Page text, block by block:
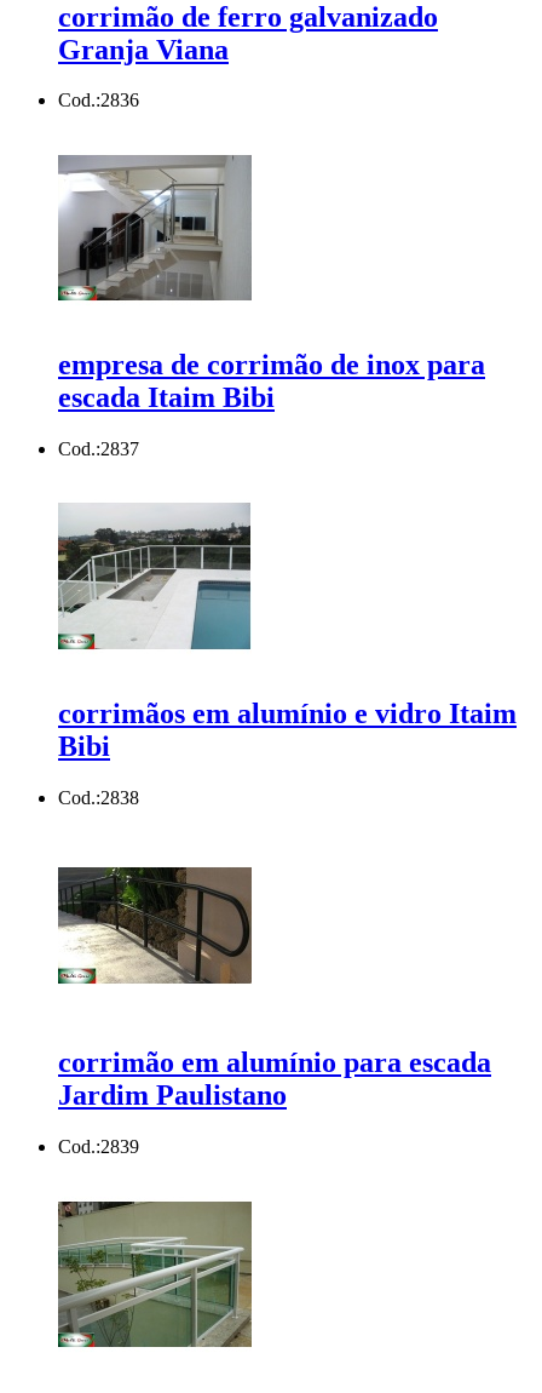
corrimão de ferro galvanizado
Granja Viana
Cod.:2836
empresa de corrimão de inox para
escada Itaim Bibi
Cod.:2837
corrimãos em alumínio e vidro Itaim
Bibi
Cod.:2838
corrimão em alumínio para escada
Jardim Paulistano
Cod.:2839